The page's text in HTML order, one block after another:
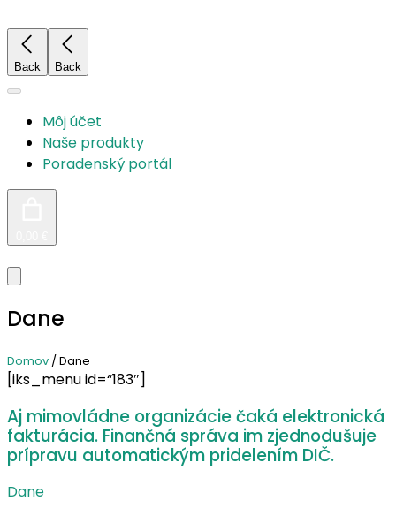
na
obsah
Back Back
Môj účet
Naše produkty
Poradenský portál
Dane
Domov / Dane
[iks_menu id=“183″]
Aj mimovládne organizácie čaká elektronická
fakturácia. Finančná správa im zjednodušuje
prípravu automatickým pridelením DIČ.
Dane